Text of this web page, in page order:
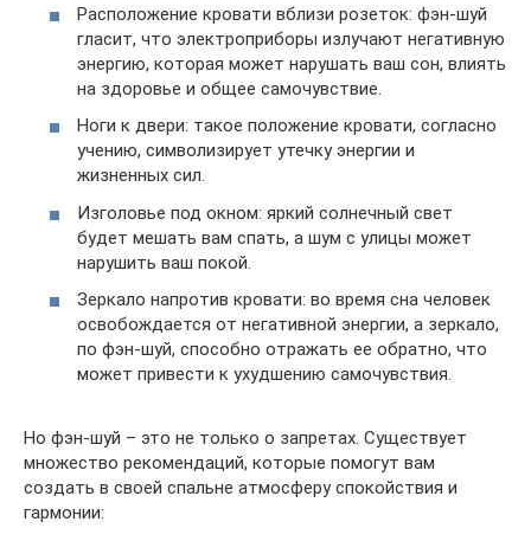
Расположение кровати вблизи розеток: фэн-шуй
гласит, что электроприборы излучают негативную
энергию, которая может нарушать ваш сон, влиять
на здоровье и общее самочувствие.
Ноги к двери: такое положение кровати, согласно
учению, символизирует утечку энергии и
жизненных сил.
Изголовье под окном: яркий солнечный свет
будет мешать вам спать, а шум с улицы может
нарушить ваш покой.
Зеркало напротив кровати: во время сна человек
освобождается от негативной энергии, а зеркало,
по фэн-шуй, способно отражать ее обратно, что
может привести к ухудшению самочувствия.
Но фэн-шуй – это не только о запретах. Существует
множество рекомендаций, которые помогут вам
создать в своей спальне атмосферу спокойствия и
гармонии: